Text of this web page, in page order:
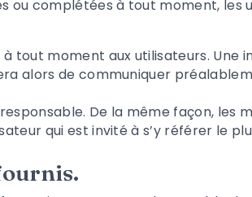
ou complétées à tout moment, les
tout moment aux utilisateurs. Une
alors de communiquer
responsable. De la même façon, les
qui est invité à s’y référer le